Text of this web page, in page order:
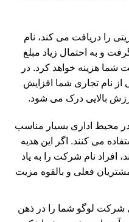
را دریافت می کند، نام
و به احتمال زیاد مبلغ
هزینه خواهد کرد. در
از نام تجاری شما افزایش
بالایی درک می شود.
در محیط اداری بسیار مناسب
می کنند. اگر این هدیه
افراد نام شرکت را به یاد
مشتریان فعلی و بالقوه مزیت
شرکت لوگو شما را در ذهن